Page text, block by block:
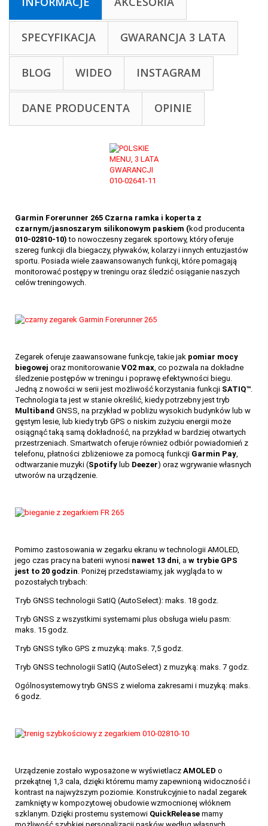
SPECYFIKACJA GWARANCJA 3 LATA
BLOG WIDEO INSTAGRAM
DANE PRODUCENTA OPINIE
Garmin Forerunner 265 Czarna ramka i koperta z
czarnym/jasnoszarym silikonowym paskiem (kod producenta
010-02810-10)to nowoczesny zegarek sportowy, który oferuje
szereg funkcji dla biegaczy, pływaków, kolarzy i innych entuzjastów
sportu. Posiada wiele zaawansowanych funkcji, które pomagają
monitorować postępy w treningu oraz śledzić osiąganie naszych
celów treningowych.
Zegarek oferuje zaawansowane funkcje, takie jak pomiar mocy
biegowej oraz monitorowanie VO2 max , co pozwala na dokładne
śledzenie postępów w treningu i poprawę efektywności biegu.
Jedną z nowości w serii jest możliwość korzystania funkcji SATIQ™
Technologia ta jest w stanie określić, kiedy potrzebny jest tryb
Multiband GNSS, na przykład w pobliżu wysokich budynków lub w
gęstym lesie, lub kiedy tryb GPS o niskim zużyciu energii może
osiągnąć taką samą dokładność, na przykład w bardziej otwartych
przestrzeniach. Smartwatch oferuje również odbiór powiadomień z
telefonu, płatności zbliżeniowe za pomocą funkcji Garmin Pay
odtwarzanie muzyki (Spotify lub Deezer) oraz wgrywanie własnych
utworów na urządzenie.
Pomimo zastosowania w zegarku ekranu w technologii AMOLED,
jego czas pracy na baterii wynosi nawet 13 dni , a w trybie GPS
jest to 20 godzin . Poniżej przedstawiamy, jak wygląda to w
pozostałych trybach:
Tryb GNSS technologii SatIQ (AutoSelect): maks. 18 godz.
Tryb GNSS z wszystkimi systemami plus obsługa wielu pasm:
maks. 15 godz.
Tryb GNSS tylko GPS z muzyką: maks. 7,5 godz.
Tryb GNSS technologii SatIQ (AutoSelect) z muzyką: maks. 7 godz.
Ogólnosystemowy tryb GNSS z wieloma zakresami i muzyką: maks.
6 godz.
Urządzenie zostało wyposażone w wyświetlacz AMOLED o
przekątnej 1,3 cala, dzięki któremu mamy zapewnioną widoczność i
kontrast na najwyższym poziomie. Konstrukcyjnie to nadal zegarek
zamknięty w kompozytowej obudowie wzmocnionej włóknem
szklanym. Dzięki prostemu systemowi QuickRelease mamy
80